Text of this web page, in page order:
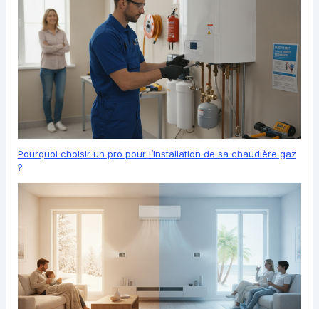
Pourquoi choisir un pro pour l’installation de sa chaudière gaz
?